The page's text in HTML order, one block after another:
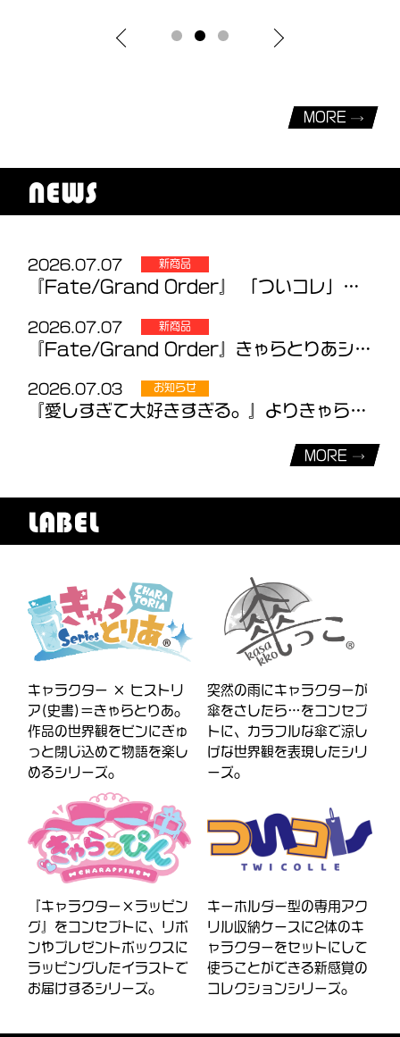
MORE
NEWS
2026.07.07 新商品
『Fate/Grand Order』 「ついコレ」Vol.4～5 発売のお知らせ
2026.07.07 新商品
『Fate/Grand Order』きゃらとりあシリーズ 新商品のお知らせ
2026.07.03 お知らせ
『愛しすぎて大好きすぎる。』よりきゃらぷくシールが発売決定！
MORE
LABEL
キャラクター × ヒストリ
ア(史書)＝きゃらとりあ。
作品の世界観をビンにぎゅ
っと閉じ込めて物語を楽し
めるシリーズ。
突然の雨にキャラクターが
傘をさしたら…をコンセプ
トに、カラフルな傘で涼し
げな世界観を表現したシリ
ーズ。
『キャラクター×ラッピン
グ』をコンセプトに、リボ
ンやプレゼントボックスに
ラッピングしたイラストで
お届けするシリーズ。
キーホルダー型の専用アク
リル収納ケースに2体のキ
ャラクターをセットにして
使うことができる新感覚の
コレクションシリーズ。